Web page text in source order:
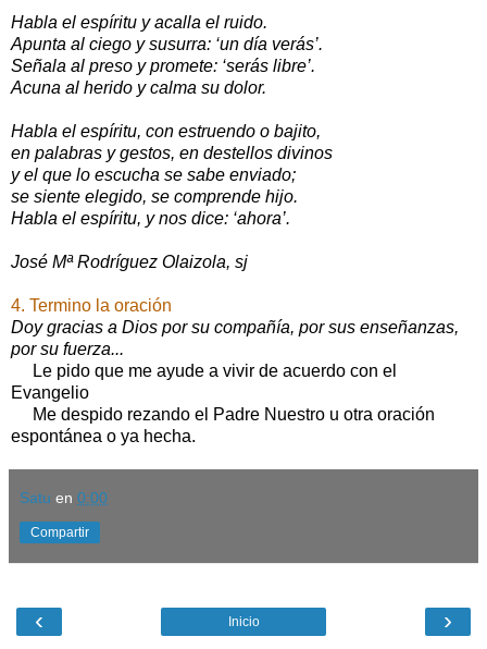
Habla el espíritu y acalla el ruido.
Apunta al ciego y susurra: ‘un día verás’.
Señala al preso y promete: ‘serás libre’.
Acuna al herido y calma su dolor.
Habla el espíritu, con estruendo o bajito,
en palabras y gestos, en destellos divinos
y el que lo escucha se sabe enviado;
se siente elegido, se comprende hijo.
Habla el espíritu, y nos dice: ‘ahora’.
José Mª Rodríguez Olaizola, sj
4. Termino la oración
Doy gracias a Dios por su compañía, por sus enseñanzas,
por su fuerza...
Le pido que me ayude a vivir de acuerdo con el
Evangelio
Me despido rezando el Padre Nuestro u otra oración
espontánea o ya hecha.
Satu en 0:00
Compartir
‹ ›
Inicio